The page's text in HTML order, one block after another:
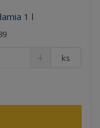
1 l
ks